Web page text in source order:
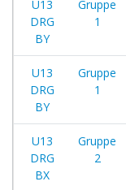
U13
DRG
BY
Gruppe
1
U13
DRG
BY
Gruppe
1
U13
DRG
BX
Gruppe
2